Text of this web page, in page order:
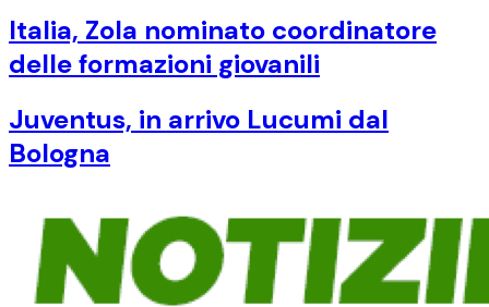
Italia, Zola nominato coordinatore
delle formazioni giovanili
Juventus, in arrivo Lucumi dal
Bologna